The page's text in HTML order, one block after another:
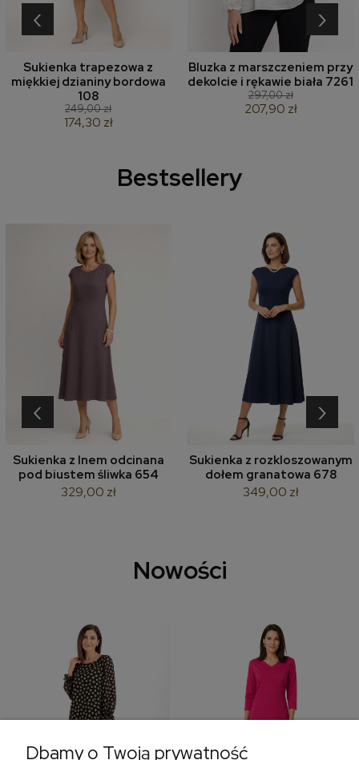
Sukienka trapezowa z
miękkiej dzianiny bordowa
108
249,00 zł
174,30 zł
Bluzka z marszczeniem przy
dekolcie i rękawie biała 7261
297,00 zł
207,90 zł
‹ ›
Bestsellery
Sukienka z lnem odcinana
pod biustem śliwka 654
329,00 zł
Sukienka z rozkloszowanym
dołem granatowa 678
349,00 zł
‹ ›
Nowości
Dbamy o Twoją prywatność